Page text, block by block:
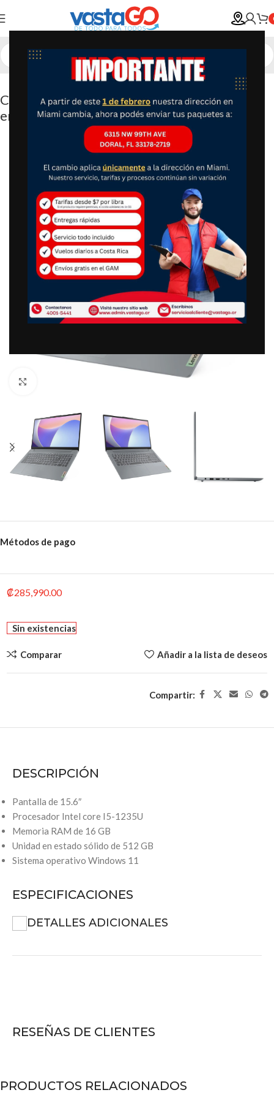
Computadora – Laptop 15.6″ Notebook A3
en Español, NX.K6TAL.017
Métodos de pago
₡285,990.00
Sin existencias
Comparar Añadir a la lista de deseos
Compartir:
DESCRIPCIÓN
Pantalla de 15.6″
Procesador Intel core I5-1235U
Memoria RAM de 16 GB
Unidad en estado sólido de 512 GB
Sistema operativo Windows 11
ESPECIFICACIONES
DETALLES ADICIONALES
RESEÑAS DE CLIENTES
PRODUCTOS RELACIONADOS